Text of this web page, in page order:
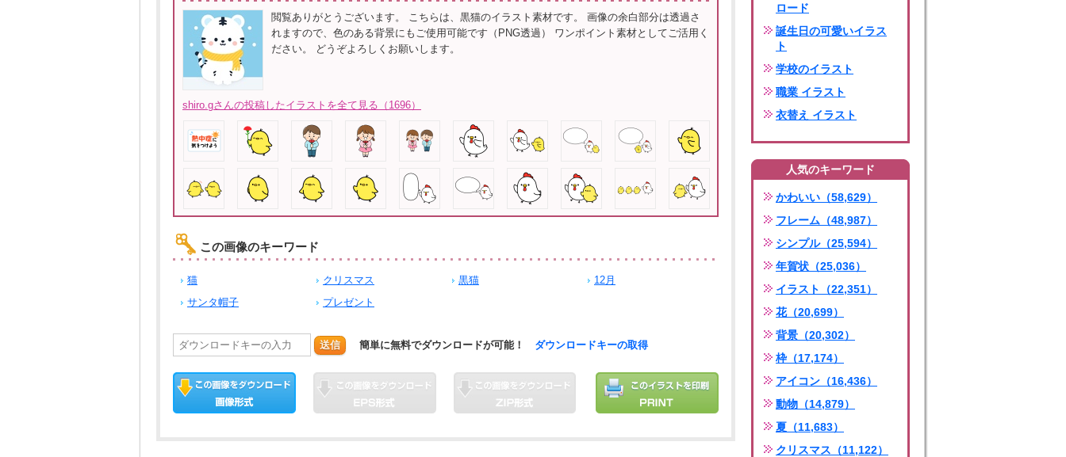
閲覧ありがとうございます。 こちらは、黒猫のイラスト素材です。 画像の余白部分は透過さ
れますので、色のある背景にもご使用可能です（PNG透過） ワンポイント素材としてご活用く
ださい。 どうぞよろしくお願いします。
shiro.gさんの投稿したイラストを全て見る（1696）
この画像のキーワード
猫 クリスマス 黒猫
12月
サンタ帽子
プレゼント
送信 簡単に無料でダウンロードが可能！ ダウンロードキーの取得
ロード
誕生日の可愛いイラス
ト
学校のイラスト
職業 イラスト
衣替え イラスト
人気のキーワード
かわいい（58,629）
フレーム（48,987）
シンプル（25,594）
年賀状（25,036）
イラスト（22,351）
花（20,699）
背景（20,302）
枠（17,174）
アイコン（16,436）
動物（14,879）
夏（11,683）
クリスマス（11,122）